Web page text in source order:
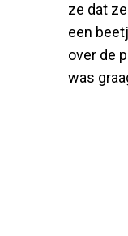
ze dat
een
over de
was